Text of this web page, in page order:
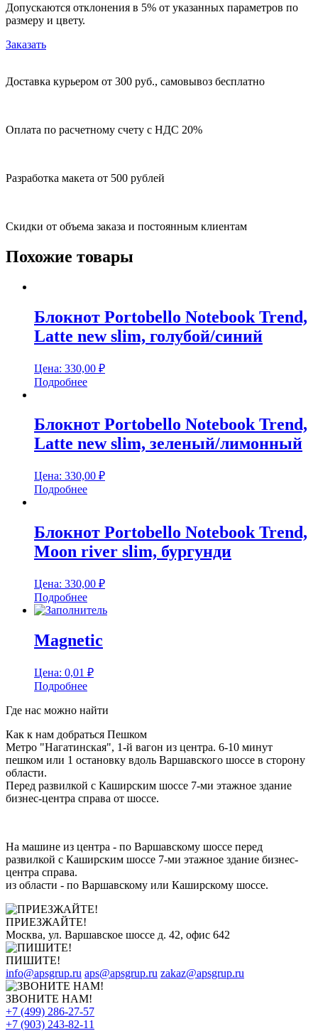
Допускаются отклонения в 5% от указанных параметров по
размеру и цвету.
Заказать
Доставка курьером от 300 руб., самовывоз бесплатно
Оплата по расчетному счету с НДС 20%
Разработка макета от 500 рублей
Скидки от объема заказа и постоянным клиентам
Похожие товары
Блокнот Portobello Notebook Trend,
Latte new slim, голубой/синий
Цена: 330,00 ₽
Подробнее
Блокнот Portobello Notebook Trend,
Latte new slim, зеленый/лимонный
Цена: 330,00 ₽
Подробнее
Блокнот Portobello Notebook Trend,
Moon river slim, бургунди
Цена: 330,00 ₽
Подробнее
Magnetic
Цена: 0,01 ₽
Подробнее
Где нас можно найти
Как к нам добраться Пешком
Метро "Нагатинская", 1-й вагон из центра. 6-10 минут
пешком или 1 остановку вдоль Варшавского шоссе в сторону
области.
Перед развилкой с Каширским шоссе 7-ми этажное здание
бизнес-центра справа от шоссе.
На машине из центра - по Варшавскому шоссе перед
развилкой с Каширским шоссе 7-ми этажное здание бизнес-
центра справа.
из области - по Варшавскому или Каширскому шоссе.
ПРИЕЗЖАЙТЕ!
Москва, ул. Варшавское шоссе д. 42, офис 642
ПИШИТЕ!
info@apsgrup.ru aps@apsgrup.ru zakaz@apsgrup.ru
ЗВОНИТЕ НАМ!
+7 (499) 286-27-57
+7 (903) 243-82-11